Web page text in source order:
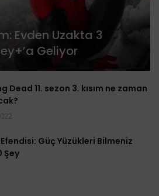
Evden Uzakta 3
Geliyor
Dead 11. sezon 3. kısım ne zaman
Güç Yüzükleri Bilmeniz
Şey